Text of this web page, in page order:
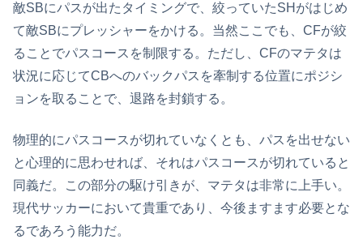
敵SBにパスが出たタイミングで、絞っていたSHがはじめ
て敵SBにプレッシャーをかける。当然ここでも、CFが絞
ることでパスコースを制限する。ただし、CFのマテタは
状況に応じてCBへのバックパスを牽制する位置にポジシ
ョンを取ることで、退路を封鎖する。
物理的にパスコースが切れていなくとも、パスを出せない
と心理的に思わせれば、それはパスコースが切れていると
同義だ。この部分の駆け引きが、マテタは非常に上手い。
現代サッカーにおいて貴重であり、今後ますます必要とな
るであろう能力だ。